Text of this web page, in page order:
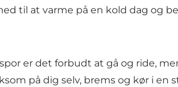
til at varme på en kold dag og
er det forbudt at gå og ride,
på dig selv, brems og kør i en